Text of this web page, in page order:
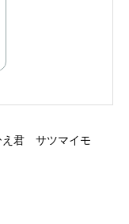
え君 サツマイモ